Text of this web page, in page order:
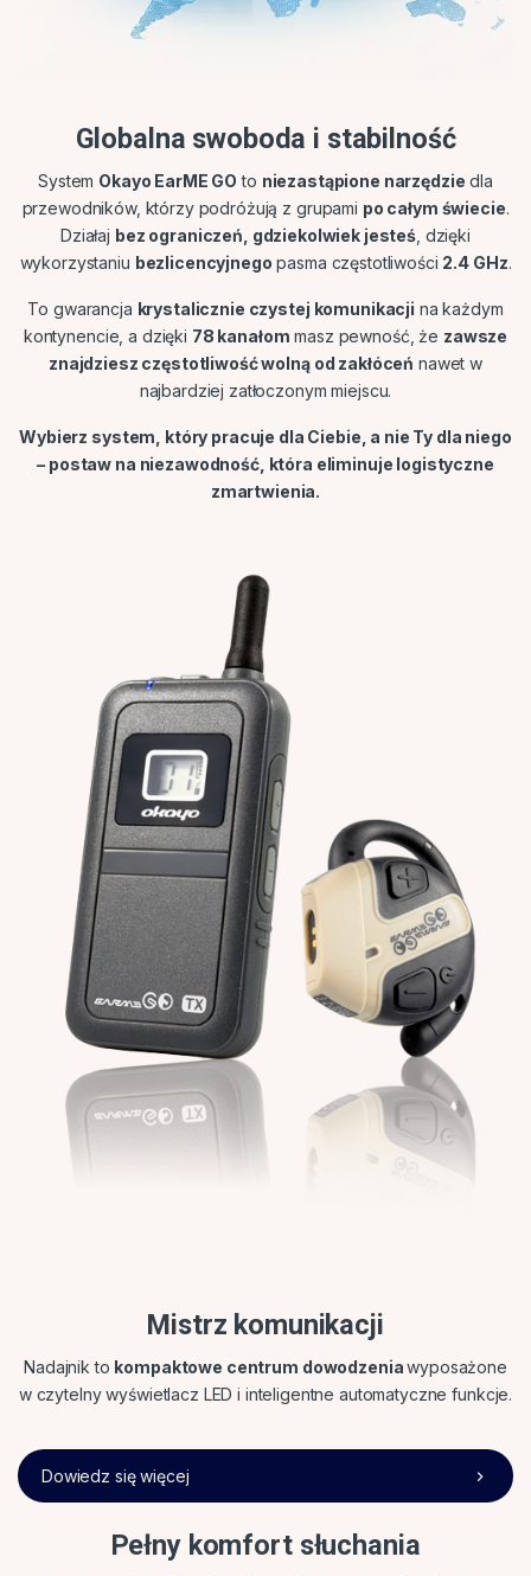
Globalna swoboda i stabilność
System Okayo EarME GO to niezastąpione narzędzie dla
przewodników, którzy podróżują z grupami po całym świecie.
Działaj bez ograniczeń, gdziekolwiek jesteś, dzięki
wykorzystaniu bezlicencyjnego pasma częstotliwości 2.4 GHz.
To gwarancja krystalicznie czystej komunikacji na każdym
kontynencie, a dzięki 78 kanałom masz pewność, że zawsze
znajdziesz częstotliwość wolną od zakłóceń nawet w
najbardziej zatłoczonym miejscu.
Wybierz system, który pracuje dla Ciebie, a nie Ty dla niego
– postaw na niezawodność, która eliminuje logistyczne
zmartwienia.
Mistrz komunikacji
Nadajnik to kompaktowe centrum dowodzeniawyposażone
w czytelny wyświetlacz LED i inteligentne automatyczne funkcje.
Dowiedz się więcej
Pełny komfort słuchania